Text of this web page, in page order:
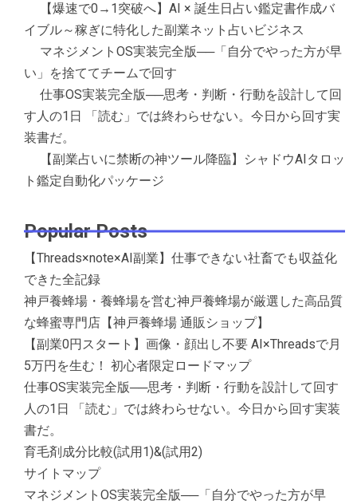
【爆速で0→1突破へ】AI × 誕生日占い鑑定書作成バ
イブル～稼ぎに特化した副業ネット占いビジネス
マネジメントOS実装完全版──「自分でやった方が早
い」を捨ててチームで回す
仕事OS実装完全版──思考・判断・行動を設計して回
す人の1日 「読む」では終わらせない。今日から回す実
装書だ。
【副業占いに禁断の神ツール降臨】シャドウAIタロッ
ト鑑定自動化パッケージ
Popular Posts
【Threads×note×AI副業】仕事できない社畜でも収益化
できた全記録
神戸養蜂場・養蜂場を営む神戸養蜂場が厳選した高品質
な蜂蜜専門店【神戸養蜂場 通販ショップ】
【副業0円スタート】画像・顔出し不要 AI×Threadsで月
5万円を生む！ 初心者限定ロードマップ
仕事OS実装完全版──思考・判断・行動を設計して回す
人の1日 「読む」では終わらせない。今日から回す実装
書だ。
育毛剤成分比較(試用1)&(試用2)
サイトマップ
マネジメントOS実装完全版──「自分でやった方が早